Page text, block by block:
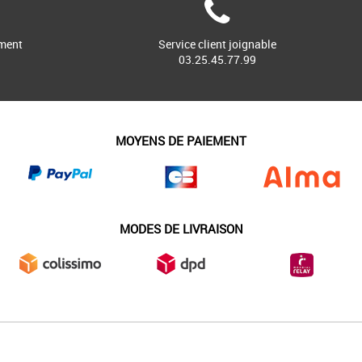
Service client joignable
03.25.45.77.99
MOYENS DE PAIEMENT
MODES DE LIVRAISON